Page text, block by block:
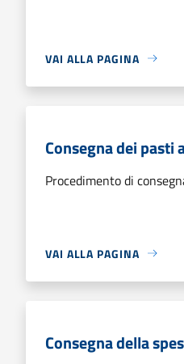
VAI ALLA PAGINA
Consegna dei pasti
Procedimento di
VAI ALLA PAGINA
Consegna della